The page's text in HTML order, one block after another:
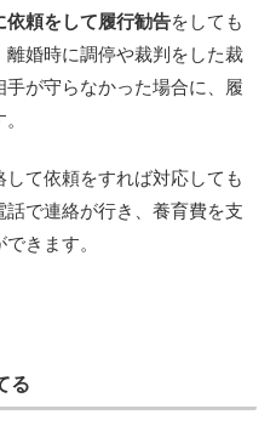
依頼をして履行勧告をしても
婚時に調停や裁判をした裁
が守らなかった場合に、履
て依頼をすれば対応しても
で連絡が行き、養育費を支
きます。
る